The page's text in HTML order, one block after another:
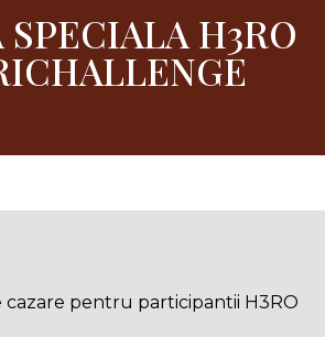
SPECIALA H3RO
cazare pentru participantii H3RO